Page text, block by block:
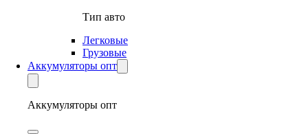
Тип авто
Легковые
Грузовые
Аккумуляторы опт
Аккумуляторы опт